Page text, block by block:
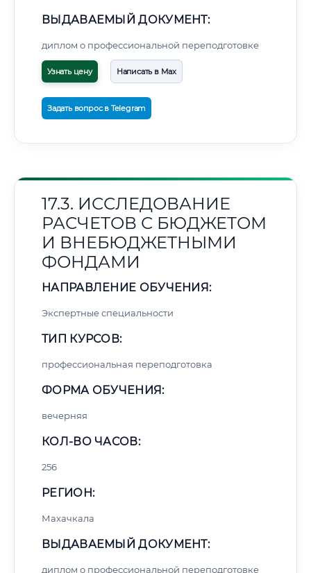
ВЫДАВАЕМЫЙ ДОКУМЕНТ:
диплом о профессиональной переподготовке
Узнать цену Написать в Max
Задать вопрос в Telegram
17.3. ИССЛЕДОВАНИЕ
РАСЧЕТОВ С БЮДЖЕТОМ
И ВНЕБЮДЖЕТНЫМИ
ФОНДАМИ
НАПРАВЛЕНИЕ ОБУЧЕНИЯ:
Экспертные специальности
ТИП КУРСОВ:
профессиональная переподготовка
ФОРМА ОБУЧЕНИЯ:
вечерняя
КОЛ-ВО ЧАСОВ:
256
РЕГИОН:
Махачкала
ВЫДАВАЕМЫЙ ДОКУМЕНТ:
диплом о профессиональной переподготовке